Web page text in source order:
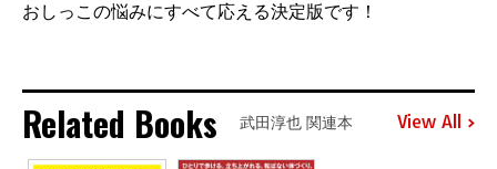
おしっこの悩みにすべて応える決定版です！
Related Books 武田淳也 関連本 View All